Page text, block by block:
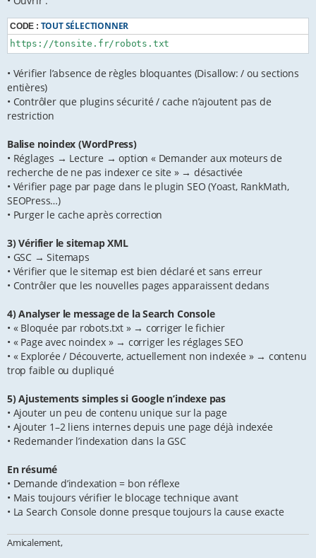
CODE : TOUT SÉLECTIONNER
https://tonsite.fr/robots.txt
• Vérifier l’absence de règles bloquantes (Disallow: / ou sections
entières)
• Contrôler que plugins sécurité / cache n’ajoutent pas de
restriction
Balise noindex (WordPress)
• Réglages → Lecture → option « Demander aux moteurs de
recherche de ne pas indexer ce site » → désactivée
• Vérifier page par page dans le plugin SEO (Yoast, RankMath,
SEOPress…)
• Purger le cache après correction
3) Vérifier le sitemap XML
• GSC → Sitemaps
• Vérifier que le sitemap est bien déclaré et sans erreur
• Contrôler que les nouvelles pages apparaissent dedans
4) Analyser le message de la Search Console
• « Bloquée par robots.txt » → corriger le fichier
• « Page avec noindex » → corriger les réglages SEO
• « Explorée / Découverte, actuellement non indexée » → contenu
trop faible ou dupliqué
5) Ajustements simples si Google n’indexe pas
• Ajouter un peu de contenu unique sur la page
• Ajouter 1–2 liens internes depuis une page déjà indexée
• Redemander l’indexation dans la GSC
En résumé
• Demande d’indexation = bon réflexe
• Mais toujours vérifier le blocage technique avant
• La Search Console donne presque toujours la cause exacte
Amicalement,